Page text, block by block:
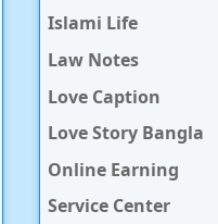
Islami Life
Law Notes
Love Caption
Love Story Bangla
Online Earning
Service Center